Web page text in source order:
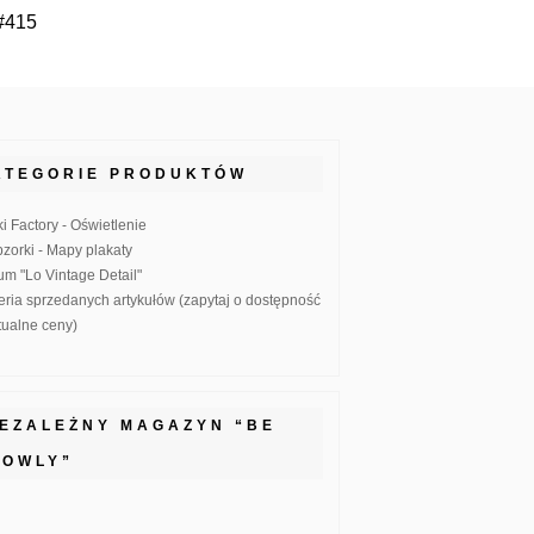
PRODUKTÓW
Factory - Oświetlenie
- Mapy plakaty
"Lo Vintage Detail"
sprzedanych artykułów (zapytaj o dostępność
ceny)
MAGAZYN “BE